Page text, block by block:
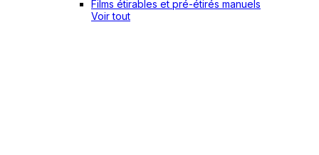
Films étirables et pré-étirés manuels
Voir tout